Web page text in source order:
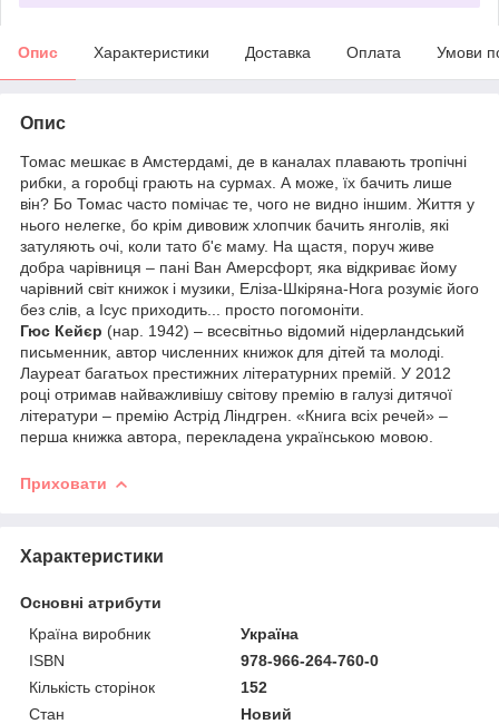
Опис Характеристики Доставка Оплата Умови
Опис
Томас мешкає в Амстердамі, де в каналах плавають тропічні
рибки, а горобці грають на сурмах. А може, їх бачить лише
він? Бо Томас часто помічає те, чого не видно іншим. Життя у
нього нелегке, бо крім дивовиж хлопчик бачить янголів, які
затуляють очі, коли тато б'є маму. На щастя, поруч живе
добра чарівниця – пані Ван Амерсфорт, яка відкриває йому
чарівний світ книжок і музики, Еліза-Шкіряна-Нога розуміє його
без слів, а Ісус приходить... просто погомоніти.
Гюс Кейєр (нар. 1942) – всесвітньо відомий нідерландський
письменник, автор численних книжок для дітей та молоді.
Лауреат багатьох престижних літературних премій. У 2012
році отримав найважливішу світову премію в галузі дитячої
літератури – премію Астрід Ліндгрен. «Книга всіх речей» –
перша книжка автора, перекладена українською мовою.
Приховати
Характеристики
Основні атрибути
Країна виробник
Україна
ISBN
978-966-264-760-0
Кількість сторінок
152
Стан
Новий